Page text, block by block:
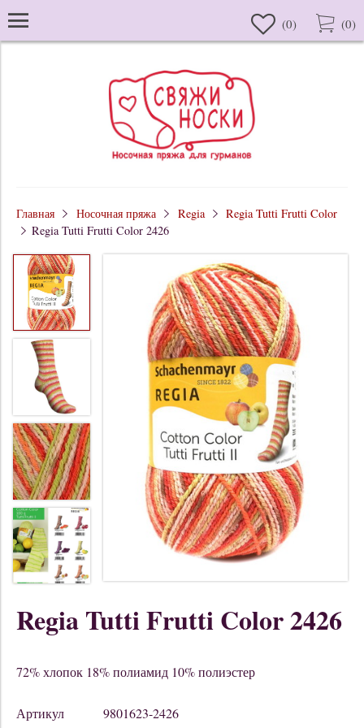
(0) (0)
Главная Носочная пряжа Regia
Regia Tutti Frutti Color
Regia Tutti Frutti Color 2426
Regia Tutti Frutti Color 2426
72% хлопок 18% полиамид 10% полиэстер
Артикул 9801623-2426